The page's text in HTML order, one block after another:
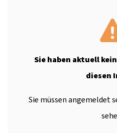
Sie haben aktuell
diesen
Sie müssen angemeldet